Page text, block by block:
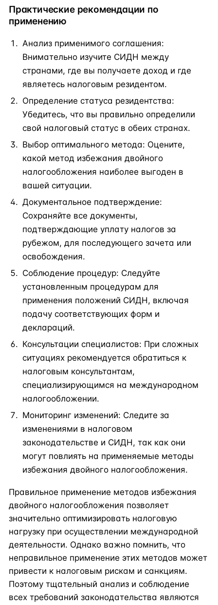
Практические рекомендации по
применению
Анализ применимого соглашения:
Внимательно изучите СИДН между
странами, где вы получаете доход и где
являетесь налоговым резидентом.
Определение статуса резидентства:
Убедитесь, что вы правильно определили
свой налоговый статус в обеих странах.
Выбор оптимального метода: Оцените,
какой метод избежания двойного
налогообложения наиболее выгоден в
вашей ситуации.
Документальное подтверждение:
Сохраняйте все документы,
подтверждающие уплату налогов за
рубежом, для последующего зачета или
освобождения.
Соблюдение процедур: Следуйте
установленным процедурам для
применения положений СИДН, включая
подачу соответствующих форм и
деклараций.
Консультации специалистов: При сложных
ситуациях рекомендуется обратиться к
налоговым консультантам,
специализирующимся на международном
налогообложении.
Мониторинг изменений: Следите за
изменениями в налоговом
законодательстве и СИДН, так как они
могут повлиять на применяемые методы
избежания двойного налогообложения.
Правильное применение методов избежания
двойного налогообложения позволяет
значительно оптимизировать налоговую
нагрузку при осуществлении международной
деятельности. Однако важно помнить, что
неправильное применение этих методов может
привести к налоговым рискам и санкциям.
Поэтому тщательный анализ и соблюдение
всех требований законодательства являются